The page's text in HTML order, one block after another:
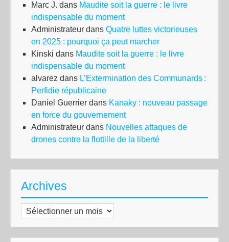
Marc J. dans Maudite soit la guerre : le livre
indispensable du moment
Administrateur dans Quatre luttes victorieuses
en 2025 : pourquoi ça peut marcher
Kinski dans Maudite soit la guerre : le livre
indispensable du moment
alvarez dans L’Extermination des Communards :
Perfidie républicaine
Daniel Guerrier dans Kanaky : nouveau passage
en force du gouvernement
Administrateur dans Nouvelles attaques de
drones contre la flottille de la liberté
Archives
Archives